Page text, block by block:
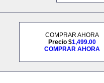
COMPRAR AHORA
Precio $1,499.00
COMPRAR AHORA